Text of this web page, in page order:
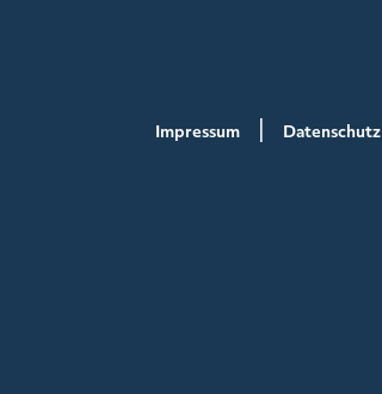
Impressum Datenschutz